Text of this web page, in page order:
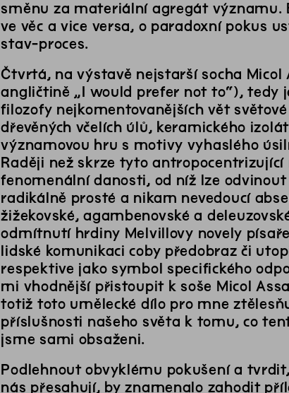
směnu za materiální agregát významu.
ve věc a vice versa, o paradoxní pokus
stav-proces.
Čtvrtá, na výstavě nejstarší socha
angličtině „I would prefer not to“), tedy
filozofy nejkomentovanějších vět
dřevěných včelích úlů, keramického
významovou hru s motivy vyhaslého
Raději než skrze tyto
fenomenální danosti, od níž lze
radikálně prosté a nikam nevedoucí
žižekovské, agambenovské a
odmítnutí hrdiny Melvillovy novely
lidské komunikaci coby předobraz či
respektive jako symbol specifického
mi vhodnější přistoupit k soše Micol
totiž toto umělecké dílo pro mne
příslušnosti našeho světa k tomu, co
jsme sami obsaženi.
Podlehnout obvyklému pokušení a
nás přesahují, by znamenalo zahodit